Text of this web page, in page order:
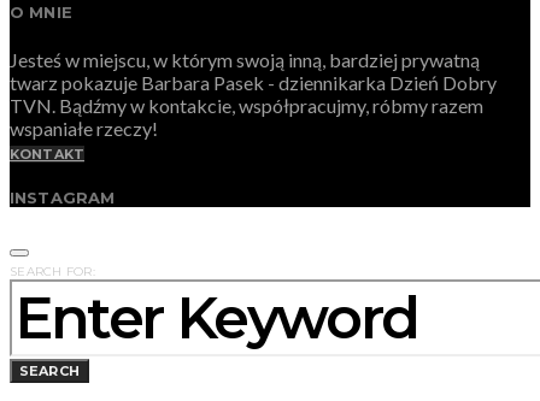
O MNIE
Jesteś w miejscu, w którym swoją inną, bardziej prywatną
twarz pokazuje Barbara Pasek - dziennikarka Dzień Dobry
TVN. Bądźmy w kontakcie, współpracujmy, róbmy razem
wspaniałe rzeczy!
KONTAKT
INSTAGRAM
SEARCH FOR:
SEARCH